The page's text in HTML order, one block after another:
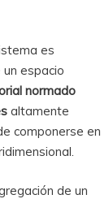
es
espacio
normado
altamente
componerse en
de un